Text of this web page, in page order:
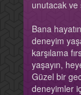
unutacak ve
Bana
deneyim
karşılama
yaşayın,
Güzel bir
deneyimler